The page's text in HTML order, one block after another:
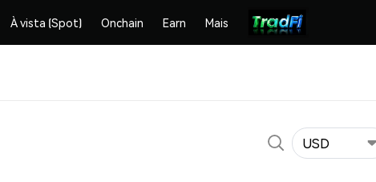
À vista (Spot) Onchain Earn Mais
USD